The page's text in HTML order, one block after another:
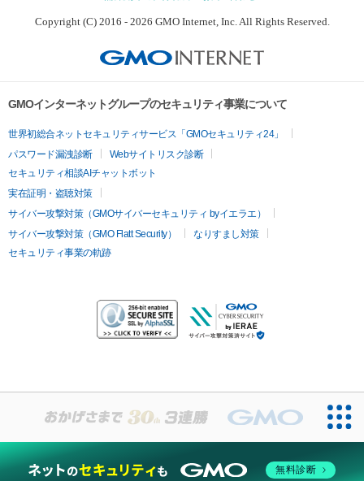
Copyright (C) 2016 - 2026 GMO Internet, Inc. All Rights Reserved.
GMOインターネットグループのセキュリティ事業について
世界初総合ネットセキュリティサービス「GMOセキュリティ24」
パスワード漏洩診断
Webサイトリスク診断
セキュリティ相談AIチャットボット
実在証明・盗聴対策
サイバー攻撃対策（GMOサイバーセキュリティ byイエラエ）
サイバー攻撃対策（GMO Flatt Security）
なりすまし対策
セキュリティ事業の軌跡
無料診断